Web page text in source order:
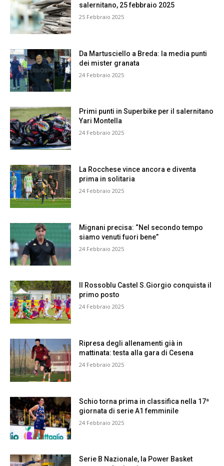
salernitano, 25 febbraio 2025
25 Febbraio 2025
Da Martusciello a Breda: la media punti
dei mister granata
24 Febbraio 2025
Primi punti in Superbike per il salernitano
Yari Montella
24 Febbraio 2025
La Rocchese vince ancora e diventa
prima in solitaria
24 Febbraio 2025
Mignani precisa: “Nel secondo tempo
siamo venuti fuori bene”
24 Febbraio 2025
Il Rossoblu Castel S.Giorgio conquista il
primo posto
24 Febbraio 2025
Ripresa degli allenamenti già in
mattinata: testa alla gara di Cesena
24 Febbraio 2025
Schio torna prima in classifica nella 17ª
giornata di serie A1 femminile
24 Febbraio 2025
Serie B Nazionale, la Power Basket